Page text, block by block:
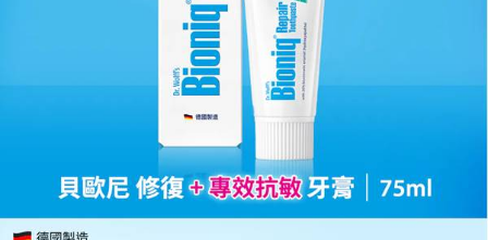
２．關於個人資料處理事宜，請瀏覽以下網址：
https://aftee.tw/terms/#terms3
３．未成年的使用者請事先徵得法定代理人或監護人之同意方可使用
「AFTEE先享後付」，若未經同意申辦者引起之損失，本公司不負相關責
任。
４．使用「AFTEE先享後付」時，將依據個別帳號之用戶狀況，依本公司即
時審查核予不同之上限額度；若仍有額度不足之情形，本公司將視審查結果
請求用戶進行身份認證。
５．嚴禁一人註冊多個帳號或使用他人資訊註冊。若發現惡意使用之情形，
恩沛科技股份有限公司將有權停止該用戶之使用額度並採取法律行動。